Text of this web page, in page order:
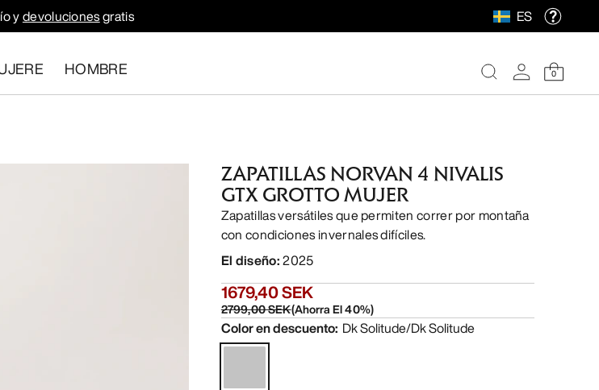
ydevolucionesgratis ES
HOMBRE 0
ZAPATILLAS NORVAN 4 NIVALIS
GTX GROTTO MUJER
Zapatillas versátiles que permiten correr por montaña
con condiciones invernales difíciles.
El diseño:2025
1679,40 SEK
2799,00 SEK(Ahorra El40%)
Color en descuento: Dk Solitude/Dk Solitude